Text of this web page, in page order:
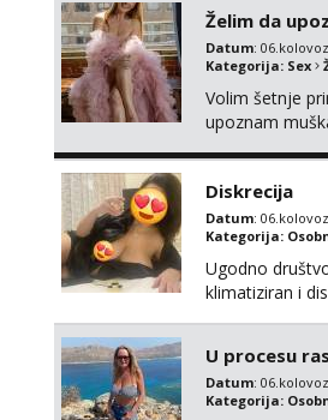
Želim da
Datum:
Kategorija: Sex
Volim šetnje
upoznam
Diskrecija
Datum:
Kategorija:
Ugodno
klimatiziran i
U procesu
Datum:
Kategorija: